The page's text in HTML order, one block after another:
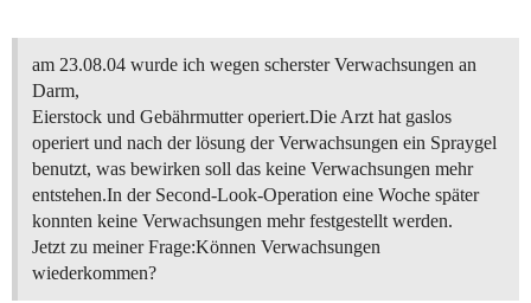
am 23.08.04 wurde ich wegen scherster Verwachsungen an
Darm,
Eierstock und Gebährmutter operiert.Die Arzt hat gaslos
operiert und nach der lösung der Verwachsungen ein Spraygel
benutzt, was bewirken soll das keine Verwachsungen mehr
entstehen.In der Second-Look-Operation eine Woche später
konnten keine Verwachsungen mehr festgestellt werden.
Jetzt zu meiner Frage:Können Verwachsungen
wiederkommen?